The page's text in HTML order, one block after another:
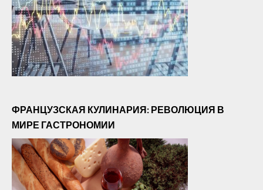
ФРАНЦУЗСКАЯ КУЛИНАРИЯ: РЕВОЛЮЦИЯ В
МИРЕ ГАСТРОНОМИИ